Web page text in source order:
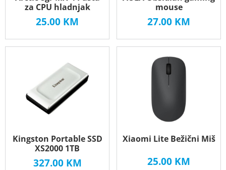
za CPU hladnjak
25.00 KM
mouse
27.00 KM
Kingston Portable SSD
XS2000 1TB
327.00 KM
Xiaomi Lite Bežični Miš
25.00 KM